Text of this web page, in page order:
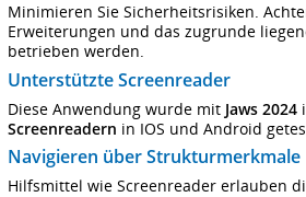
Minimieren Sie Sicherheitsrisiken.
Erweiterungen und das zugrunde
betrieben werden.
Unterstützte Screenreader
Diese Anwendung wurde mit Jaws 2024
Screenreadern in IOS und Android
Navigieren über Strukturmerkmale
Hilfsmittel wie Screenreader erlauben